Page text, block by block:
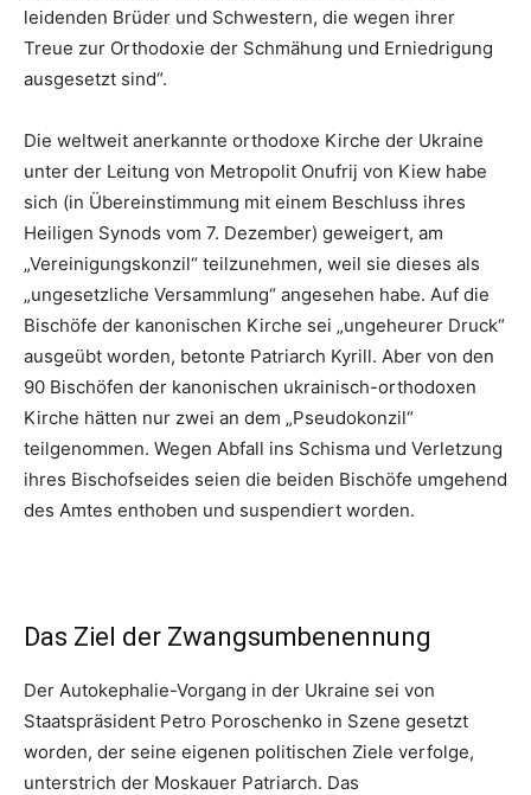
leidenden Brüder und Schwestern, die wegen ihrer
Treue zur Orthodoxie der Schmähung und Erniedrigung
ausgesetzt sind“.
Die weltweit anerkannte orthodoxe Kirche der Ukraine
unter der Leitung von Metropolit Onufrij von Kiew habe
sich (in Übereinstimmung mit einem Beschluss ihres
Heiligen Synods vom 7. Dezember) geweigert, am
„Vereinigungskonzil“ teilzunehmen, weil sie dieses als
„ungesetzliche Versammlung“ angesehen habe. Auf die
Bischöfe der kanonischen Kirche sei „ungeheurer Druck“
ausgeübt worden, betonte Patriarch Kyrill. Aber von den
90 Bischöfen der kanonischen ukrainisch-orthodoxen
Kirche hätten nur zwei an dem „Pseudokonzil“
teilgenommen. Wegen Abfall ins Schisma und Verletzung
ihres Bischofseides seien die beiden Bischöfe umgehend
des Amtes enthoben und suspendiert worden.
Das Ziel der Zwangsumbenennung
Der Autokephalie-Vorgang in der Ukraine sei von
Staatspräsident Petro Poroschenko in Szene gesetzt
worden, der seine eigenen politischen Ziele verfolge,
unterstrich der Moskauer Patriarch. Das